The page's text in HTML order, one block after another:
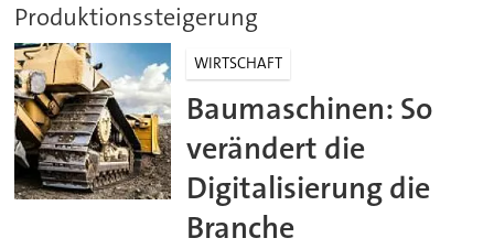
Produktionssteigerung
WIRTSCHAFT
Baumaschinen: So
verändert die
Digitalisierung die
Branche